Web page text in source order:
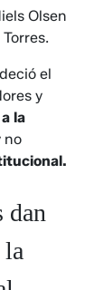
Olsen
el
y
la
no
dan
la